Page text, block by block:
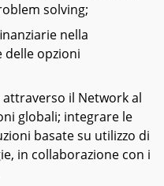
solving;
nella
delle opzioni
il Network al
globali; integrare le
basate su utilizzo di
in collaborazione con i